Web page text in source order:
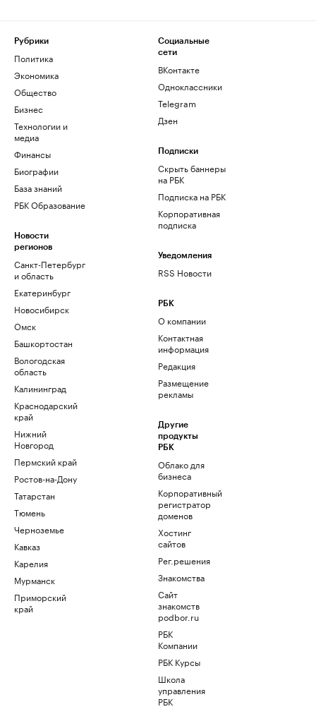
Рубрики
Политика
Экономика
Общество
Бизнес
Технологии и
медиа
Финансы
Биографии
База знаний
РБК Образование
Новости
регионов
Санкт-Петербург
и область
Екатеринбург
Новосибирск
Омск
Башкортостан
Вологодская
область
Калининград
Краснодарский
край
Нижний
Новгород
Пермский край
Ростов-на-Дону
Татарстан
Тюмень
Черноземье
Кавказ
Карелия
Мурманск
Приморский
край
Социальные
сети
ВКонтакте
Одноклассники
Telegram
Дзен
Подписки
Скрыть баннеры
на РБК
Подписка на РБК
Корпоративная
подписка
Уведомления
RSS Новости
РБК
О компании
Контактная
информация
Редакция
Размещение
рекламы
Другие
продукты
РБК
Облако для
бизнеса
Корпоративный
регистратор
доменов
Хостинг
сайтов
Рег.решения
Знакомства
Сайт
знакомств
podbor.ru
РБК
Компании
РБК Курсы
Школа
управления
РБК